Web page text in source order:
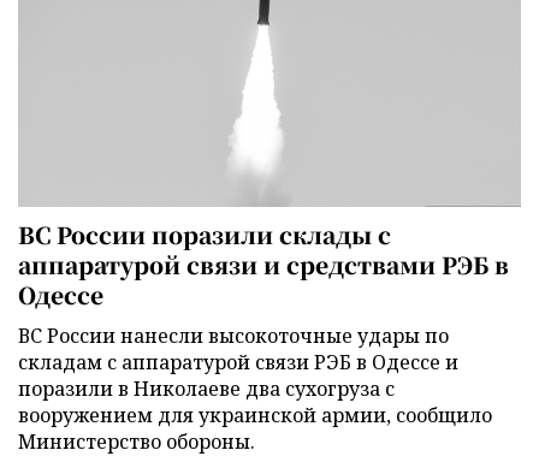
ВС России поразили склады с
аппаратурой связи и средствами РЭБ в
Одессе
ВС России нанесли высокоточные удары по
складам с аппаратурой связи РЭБ в Одессе и
поразили в Николаеве два сухогруза с
вооружением для украинской армии, сообщило
Министерство обороны.